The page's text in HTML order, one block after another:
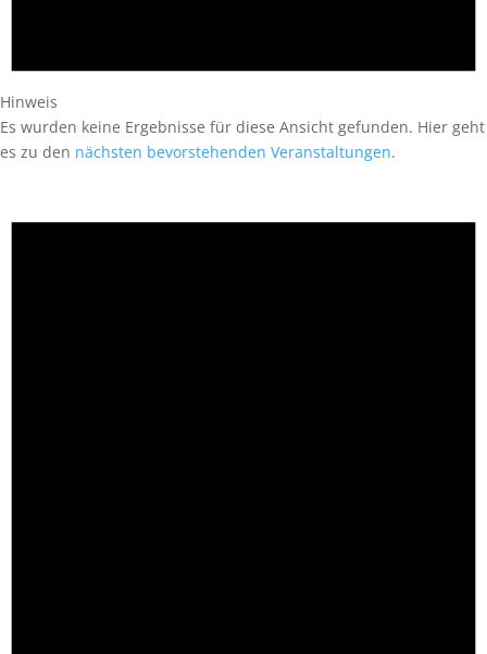
Hinweis
Es wurden keine Ergebnisse für diese Ansicht gefunden. Hier geht
es zu den nächsten bevorstehenden Veranstaltungen.